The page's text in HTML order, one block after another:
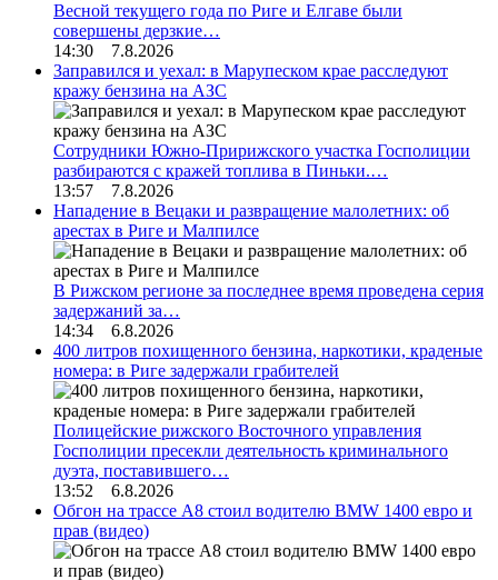
Весной текущего года по Риге и Елгаве были
совершены дерзкие…
14:30 7.8.2026
Заправился и уехал: в Марупеском крае расследуют
кражу бензина на АЗС
Сотрудники Южно-Пририжского участка Госполиции
разбираются с кражей топлива в Пиньки.…
13:57 7.8.2026
Нападение в Вецаки и развращение малолетних: об
арестах в Риге и Малпилсе
В Рижском регионе за последнее время проведена серия
задержаний за…
14:34 6.8.2026
400 литров похищенного бензина, наркотики, краденые
номера: в Риге задержали грабителей
Полицейские рижского Восточного управления
Госполиции пресекли деятельность криминального
дуэта, поставившего…
13:52 6.8.2026
Обгон на трассе А8 стоил водителю BMW 1400 евро и
прав (видео)